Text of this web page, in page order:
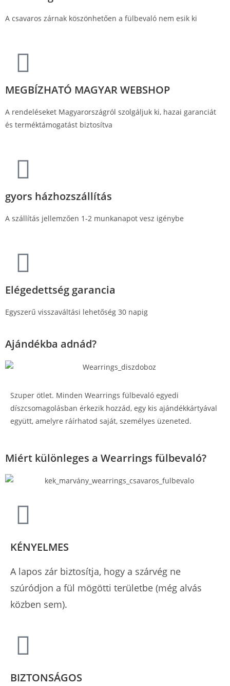
A csavaros zárnak köszönhetően a fülbevaló nem esik ki
MEGBÍZHATÓ MAGYAR WEBSHOP
A rendeléseket Magyarországról szolgáljuk ki, hazai garanciát
és terméktámogatást biztosítva
gyors házhozszállítás
A szállítás jellemzően 1-2 munkanapot vesz igénybe
Elégedettség garancia
Egyszerű visszaváltási lehetőség 30 napig
Ajándékba adnád?
Szuper ötlet. Minden Wearrings fülbevaló egyedi
díszcsomagolásban érkezik hozzád, egy kis ajándékkártyával
együtt, amelyre ráírhatod saját, személyes üzeneted.
Miért különleges a Wearrings fülbevaló?
KÉNYELMES
A lapos zár biztosítja, hogy a szárvég ne
szúródjon a fül mögötti területbe (még alvás
közben sem).
BIZTONSÁGOS